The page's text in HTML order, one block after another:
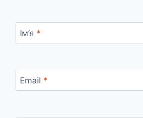
Ім’я *
Email *